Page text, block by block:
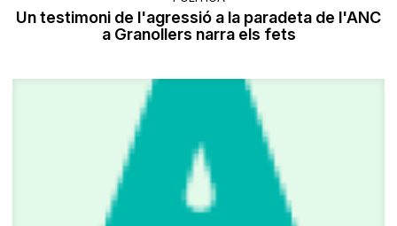
Un testimoni de l'agressió a la paradeta de l'ANC
a Granollers narra els fets